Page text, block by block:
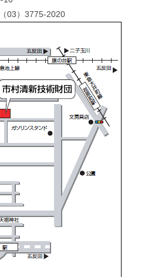
03）3775-2020